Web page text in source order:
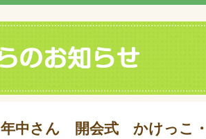
年中さん 開会式 かけっこ・